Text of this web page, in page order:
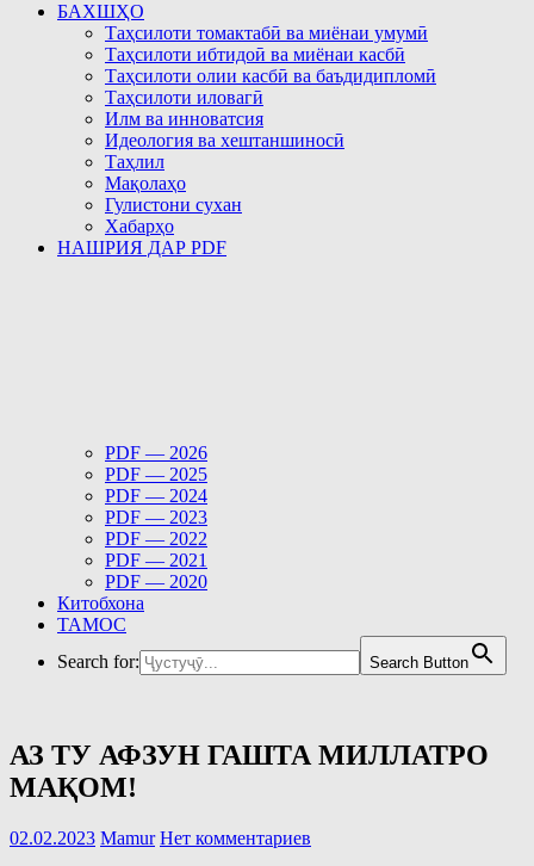
БАХШҲО
Таҳсилоти томактабӣ ва миёнаи умумӣ
Таҳсилоти ибтидоӣ ва миёнаи касбӣ
Таҳсилоти олии касбӣ ва баъдидипломӣ
Таҳсилоти иловагӣ
Илм ва инноватсия
Идеология ва хештаншиносӣ
Таҳлил
Мақолаҳо
Гулистони сухан
Хабарҳо
НАШРИЯ ДАР PDF
PDF — 2026
PDF — 2025
PDF — 2024
PDF — 2023
PDF — 2022
PDF — 2021
PDF — 2020
Китобхона
ТАМОС
Search for:
Search Button
АЗ ТУ АФЗУН ГАШТА МИЛЛАТРО
МАҚОМ!
02.02.2023 Mamur Нет комментариев